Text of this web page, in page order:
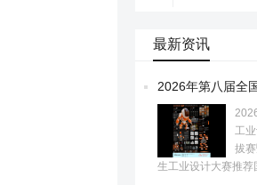
最新资讯
工
拔
生工业设计大赛推荐